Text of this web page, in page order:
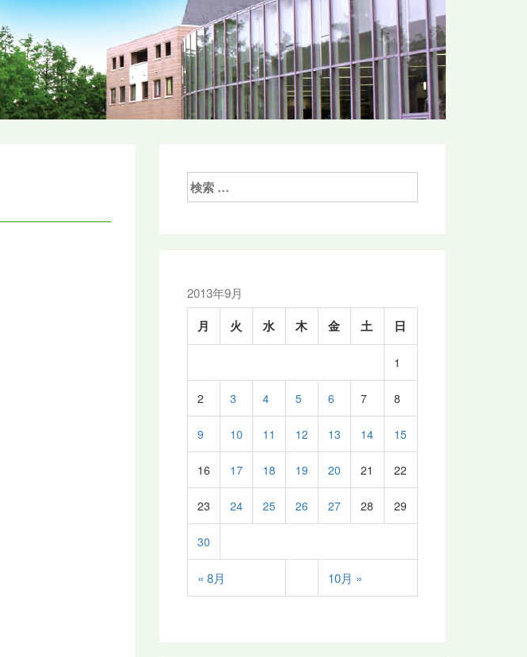
検
索:
2013年9月
月 火 水 木 金 土 日
« 8月 10月 »
1
2 3 4 5 6 7 8
9 10 11 12 13 14 15
16 17 18 19 20 21 22
23 24 25 26 27 28 29
30